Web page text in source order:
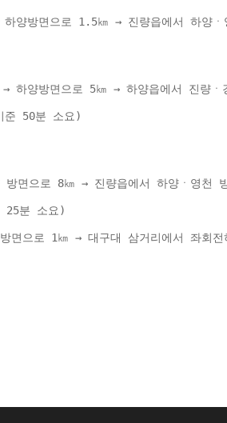
양방면으로 1.5㎞ → 진량읍에서 하양
하양방면으로 5㎞ → 하양읍에서 진량
50분 소요)
방면으로 8㎞ → 진량읍에서 하양ㆍ영
25분 소요)
방면으로 1㎞ → 대구대 삼거리에서 좌